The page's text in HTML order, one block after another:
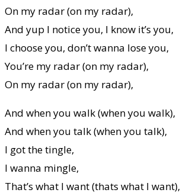
On my radar (on my radar),
And yup I notice you, I know it’s you,
I choose you, don’t wanna lose you,
You’re my radar (on my radar),
On my radar (on my radar),
And when you walk (when you walk),
And when you talk (when you talk),
I got the tingle,
I wanna mingle,
That’s what I want (thats what I want),